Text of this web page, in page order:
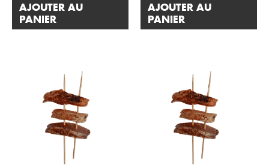
AJOUTER AU
PANIER
AJOUTER AU
PANIER